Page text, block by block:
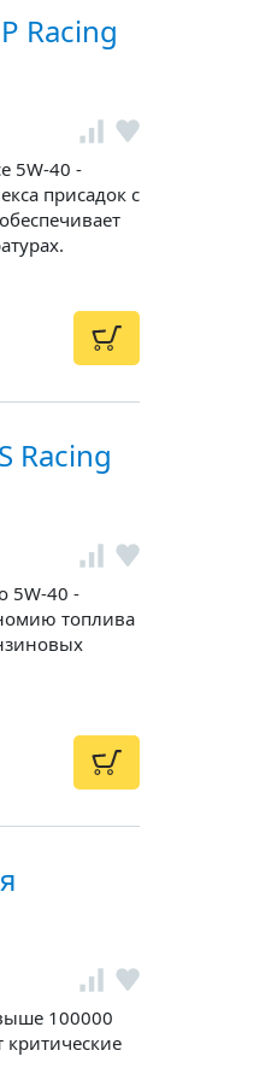
Racing
5W-40 -
присадок с
Racing
5W-40 -
топлива
100000